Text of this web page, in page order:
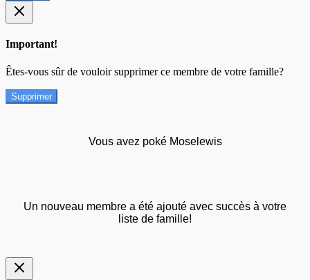
Important!
Êtes-vous sûr de vouloir supprimer ce membre de votre famille?
Supprimer
Vous avez poké Moselewis
Un nouveau membre a été ajouté avec succès à votre
liste de famille!